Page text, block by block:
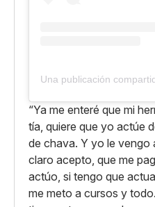
Una publicación
“Ya me enteré que mi
tía, quiere que yo actúe
de chava. Y yo le vengo
claro acepto, que me
actúo, si tengo que
me meto a cursos y